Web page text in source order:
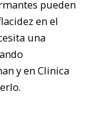
pueden
en el
una
y en Clinica